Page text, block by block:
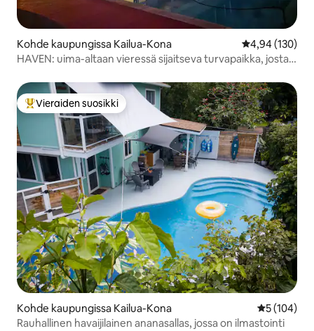
Kohde kaupungissa Kailua-Kona
4,94 (130)
HAVEN: uima-altaan vieressä sijaitseva turvapaikka, josta
Vieraiden suosikkien parhaimmistoa
Vieraiden suosikki
Kohde kaupungissa Kailua-Kona
5 (104)
Rauhallinen havaijilainen ananasallas, jossa on ilmastointi